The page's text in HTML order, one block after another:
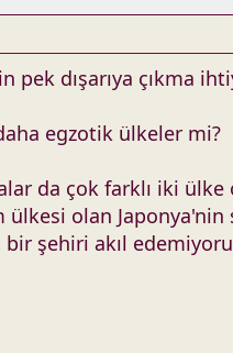
dışarıya çıkma
egzotik ülkeler mi?
da çok farklı iki
olan Japonya'nin
şehiri akıl